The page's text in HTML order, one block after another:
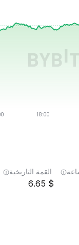
القمة التاريخية
6.65